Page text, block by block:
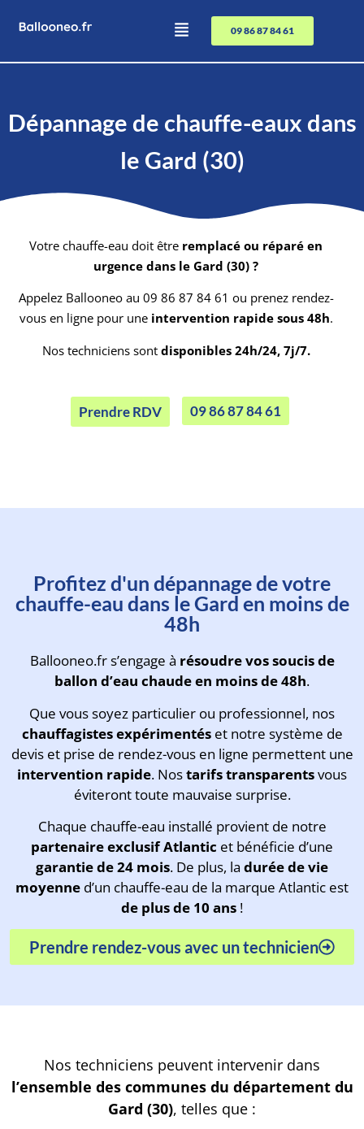
09 86 87 84 61
Dépannage de chauffe-eaux dans
le Gard (30)
Votre chauffe-eau doit être remplacé ou réparé en
urgence dans le Gard (30) ?
Appelez Ballooneo au 09 86 87 84 61 ou prenez rendez-
vous en ligne pour une intervention rapide sous 48h.
Nos techniciens sont disponibles 24h/24, 7j/7.
Prendre RDV 09 86 87 84 61
Prenez rendez-vous avec un
technicien en moins d'une
minute
Profitez d'un dépannage de votre
chauffe-eau dans le Gard en moins de
48h
Ballooneo.fr s’engage à résoudre vos soucis de
ballon d’eau chaude en moins de 48h.
Que vous soyez particulier ou professionnel, nos
chauffagistes expérimentéset notre système de
devis et prise de rendez-vous en ligne permettent une
intervention rapide. Nostarifs transparentsvous
éviteront toute mauvaise surprise.
Chaque chauffe-eau installé provient de notre
partenaire exclusif Atlantic et bénéficie d’une
garantie de 24 mois. De plus, la durée de vie
moyenne d’un chauffe-eau de la marque Atlantic est
de plus de 10 ans !
Prendre rendez-vous avec un technicien
Nos techniciens peuvent intervenir dans
l’ensemble des communes du département du
Gard (30), telles que :